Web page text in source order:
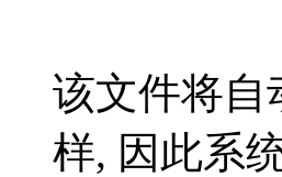
该文件将自
样, 因此系